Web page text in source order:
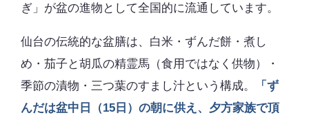
ぎ」が盆の進物として全国的に流通しています。
仙台の伝統的な盆膳は、白米・ずんだ餅・煮し
め・茄子と胡瓜の精霊馬（食用ではなく供物）・
季節の漬物・三つ葉のすまし汁という構成。
「ず
んだは盆中日（15日）の朝に供え、夕方家族で頂